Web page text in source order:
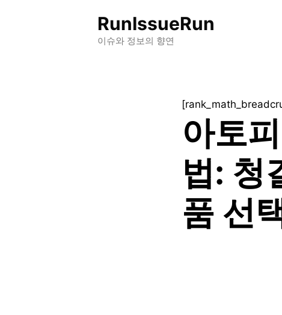
RunIssueRun
이슈와 정보의 향연
아토
법: 청
품 선